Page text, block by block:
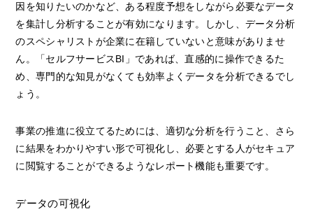
因を知りたいのかなど、ある程度予想をしながら必要なデータ
を集計し分析することが有効になります。しかし、データ分析
のスペシャリストが企業に在籍していないと意味がありませ
ん。「セルフサービスBI」であれば、直感的に操作できるた
め、専門的な知見がなくても効率よくデータを分析できるでし
ょう。
事業の推進に役立てるためには、適切な分析を行うこと、さら
に結果をわかりやすい形で可視化し、必要とする人がセキュア
に閲覧することができるようなレポート機能も重要です。
データの可視化